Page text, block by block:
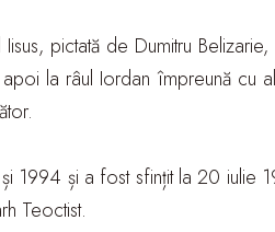
pictată de Dumitru
la râul Iordan împreună
1994 și a fost sfințit la 20
Teoctist.